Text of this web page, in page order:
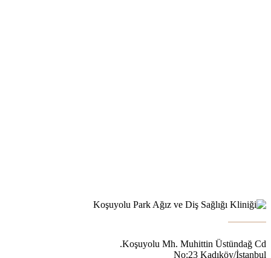
Koşuyolu Mh. Muhittin Üstündağ Cd.
No:23 Kadıköy/İstanbul